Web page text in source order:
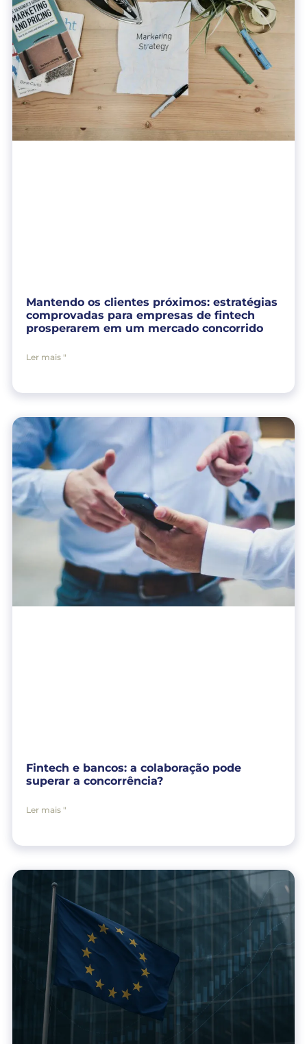
Mantendo os clientes próximos: estratégias
comprovadas para empresas de fintech
prosperarem em um mercado concorrido
Ler mais "
Fintech e bancos: a colaboração pode
superar a concorrência?
Ler mais "